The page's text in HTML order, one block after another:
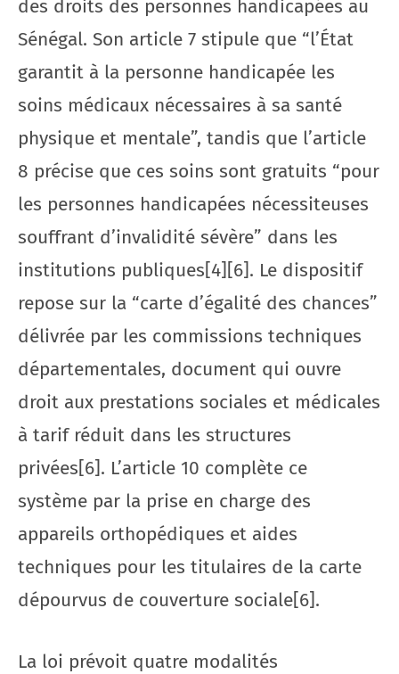
des droits des personnes handicapées au
Sénégal. Son article 7 stipule que “l’État
garantit à la personne handicapée les
soins médicaux nécessaires à sa santé
physique et mentale”, tandis que l’article
8 précise que ces soins sont gratuits “pour
les personnes handicapées nécessiteuses
souffrant d’invalidité sévère” dans les
institutions publiques[4][6]. Le dispositif
repose sur la “carte d’égalité des chances”
délivrée par les commissions techniques
départementales, document qui ouvre
droit aux prestations sociales et médicales
à tarif réduit dans les structures
privées[6]. L’article 10 complète ce
système par la prise en charge des
appareils orthopédiques et aides
techniques pour les titulaires de la carte
dépourvus de couverture sociale[6].
La loi prévoit quatre modalités